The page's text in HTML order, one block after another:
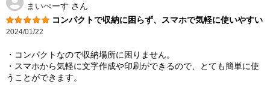
まいぺーす さん
コンパクトで収納に困らず、スマホで気軽に使いやすい
2024/01/22
・コンパクトなので収納場所に困りません。
・スマホから気軽に文字作成や印刷ができるので、とても簡単に使
うことができます。